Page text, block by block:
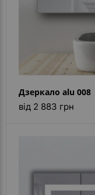
Дзеркало alu 008
від 2 883 грн